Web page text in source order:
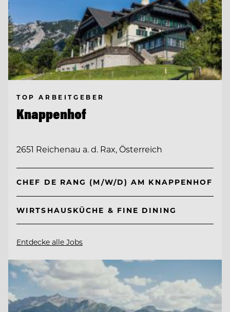
TOP ARBEITGEBER
Knappenhof
2651 Reichenau a. d. Rax, Österreich
CHEF DE RANG (M/W/D) AM KNAPPENHOF
WIRTSHAUSKÜCHE & FINE DINING
Entdecke alle Jobs